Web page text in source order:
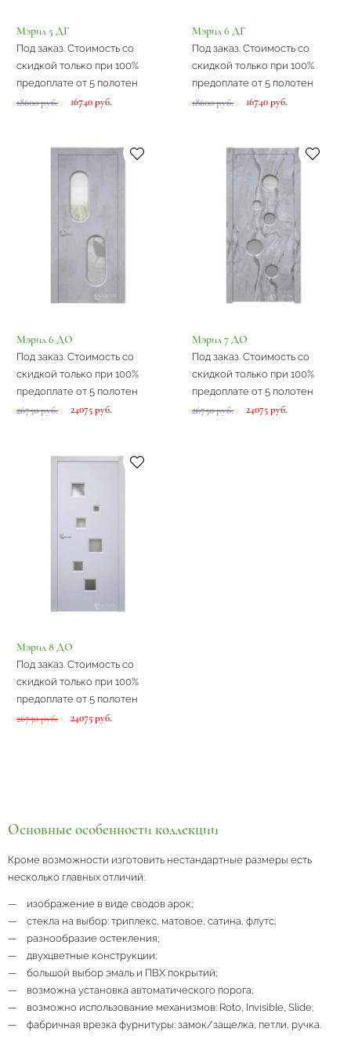
Мэрил 5 ДГ
Под заказ. Стоимость со
скидкой только при 100%
предоплате от 5 полотен
18600 руб. 16740 руб.
Мэрил 6 ДГ
Под заказ. Стоимость со
скидкой только при 100%
предоплате от 5 полотен
18600 руб. 16740 руб.
Мэрил 6 ДО
Под заказ. Стоимость со
скидкой только при 100%
предоплате от 5 полотен
26750 руб. 24075 руб.
Мэрил 7 ДО
Под заказ. Стоимость со
скидкой только при 100%
предоплате от 5 полотен
26750 руб. 24075 руб.
Мэрил 8 ДО
Под заказ. Стоимость со
скидкой только при 100%
предоплате от 5 полотен
26750 руб. 24075 руб.
Основные особенности коллекции
Кроме возможности изготовить нестандартные размеры есть
несколько главных отличий:
изображение в виде сводов арок;
стекла на выбор: триплекс, матовое, сатина, флутс;
разнообразие остекления;
двухцветные конструкции;
большой выбор эмаль и ПВХ покрытий;
возможна установка автоматического порога;
возможно использование механизмов: Roto, Invisible, Slide;
фабричная врезка фурнитуры: замок/защелка, петли, ручка.